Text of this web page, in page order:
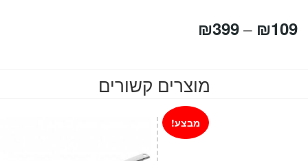
₪109
–
₪399
עד
מוצרים קשורים
מבצע!